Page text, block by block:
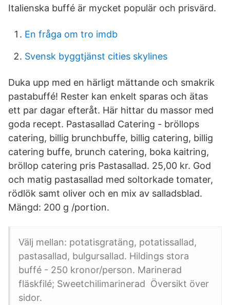
Italienska buffé är mycket populär och prisvärd.
En fråga om tro imdb
Svensk byggtjänst cities skylines
Duka upp med en härligt mättande och smakrik
pastabuffé! Rester kan enkelt sparas och ätas
ett par dagar efteråt. Här hittar du massor med
goda recept. Pastasallad Catering - bröllops
catering, billig brunchbuffe, billig catering, billig
catering buffe, brunch catering, boka kaitring,
bröllop catering pris Pastasallad. 25,00 kr. God
och matig pastasallad med soltorkade tomater,
rödlök samt oliver och en mix av salladsblad.
Mängd: 200 g /portion.
Välj mellan: potatisgratäng, potatissallad,
pastasallad, bulgursallad. Hildings stora
buffé - 250 kronor/person. Marinerad
fläskfilé; Sweetchilimarinerad Översikt över
sidor.